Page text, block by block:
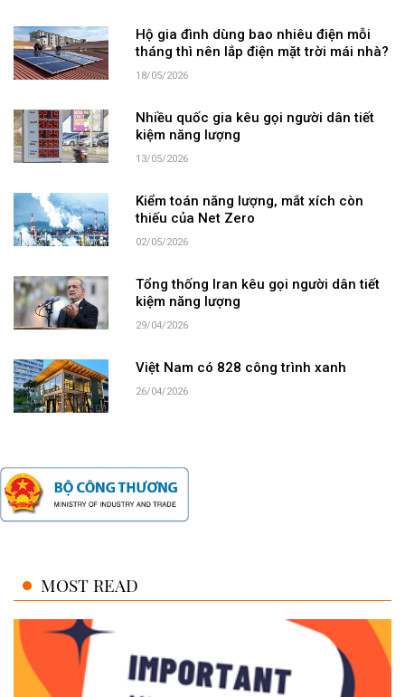
Hộ gia đình dùng bao nhiêu điện mỗi
tháng thì nên lắp điện mặt trời mái nhà?
18/05/2026
Nhiều quốc gia kêu gọi người dân tiết
kiệm năng lượng
13/05/2026
Kiểm toán năng lượng, mắt xích còn
thiếu của Net Zero
02/05/2026
Tổng thống Iran kêu gọi người dân tiết
kiệm năng lượng
29/04/2026
Việt Nam có 828 công trình xanh
26/04/2026
MOST READ